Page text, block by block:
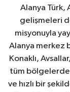
Alanya Türk,
gelişmeleri
misyonuyla
Alanya merkez
Konaklı,
tüm
ve hızlı bir